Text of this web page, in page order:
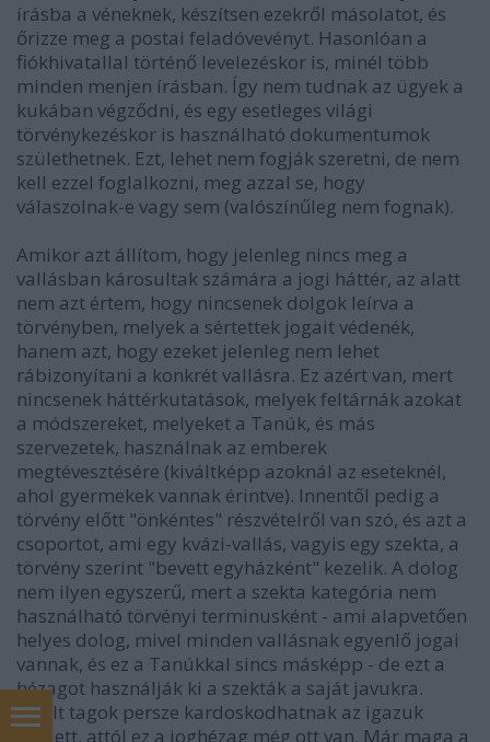
írásba a véneknek, készítsen ezekről másolatot, és
őrizze meg a postai feladóvevényt. Hasonlóan a
fiókhivatallal történő levelezéskor is, minél több
minden menjen írásban. Így nem tudnak az ügyek a
kukában végződni, és egy esetleges világi
törvénykezéskor is használható dokumentumok
születhetnek. Ezt, lehet nem fogják szeretni, de nem
kell ezzel foglalkozni, meg azzal se, hogy
válaszolnak-e vagy sem (valószínűleg nem fognak).
Amikor azt állítom, hogy jelenleg nincs meg a
vallásban károsultak számára a jogi háttér, az alatt
nem azt értem, hogy nincsenek dolgok leírva a
törvényben, melyek a sértettek jogait védenék,
hanem azt, hogy ezeket jelenleg nem lehet
rábizonyítani a konkrét vallásra. Ez azért van, mert
nincsenek háttérkutatások, melyek feltárnák azokat
a módszereket, melyeket a Tanúk, és más
szervezetek, használnak az emberek
megtévesztésére (kiváltképp azoknál az eseteknél,
ahol gyermekek vannak érintve). Innentől pedig a
törvény előtt "önkéntes" részvételről van szó, és azt a
csoportot, ami egy kvázi-vallás, vagyis egy szekta, a
törvény szerint "bevett egyházként" kezelik. A dolog
nem ilyen egyszerű, mert a szekta kategória nem
használható törvényi terminusként - ami alapvetően
helyes dolog, mivel minden vallásnak egyenlő jogai
vannak, és ez a Tanúkkal sincs másképp - de ezt a
hézagot használják ki a szekták a saját javukra.
A volt tagok persze kardoskodhatnak az igazuk
mellett, attól ez a joghézag még ott van. Már maga a